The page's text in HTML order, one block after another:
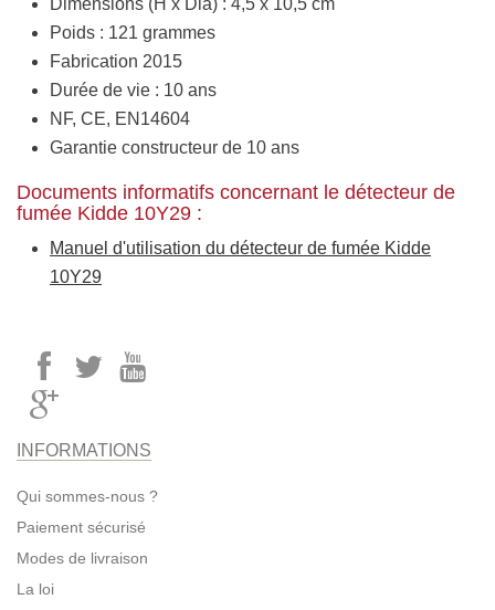
Dimensions (H x Dia) : 4,5 x 10,5 cm
Poids : 121 grammes
Fabrication 2015
Durée de vie : 10 ans
NF, CE, EN14604
Garantie constructeur de 10 ans
Documents informatifs concernant le détecteur de
fumée Kidde 10Y29 :
Manuel d'utilisation du détecteur de fumée Kidde
10Y29
INFORMATIONS
Qui sommes-nous ?
Paiement sécurisé
Modes de livraison
La loi